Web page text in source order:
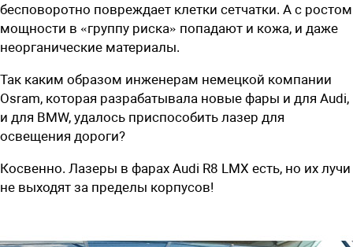
бесповоротно повреждает клетки сетчатки. А с ростом
мощности в «группу риска» попадают и кожа, и даже
неорганические материалы.
Так каким образом инженерам немецкой компании
Osram, которая разрабатывала новые фары и для Audi,
и для BMW, удалось приспособить лазер для
освещения дороги?
Косвенно. Лазеры в фарах Audi R8 LMX есть, но их лучи
не выходят за пределы корпусов!